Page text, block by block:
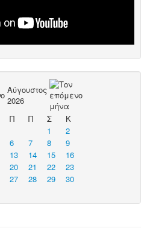
Αύγουστος
2026
Π Π Σ
Κ
1
2
6 7 8
9
13 14 15
16
20 21 22
23
27 28 29
30